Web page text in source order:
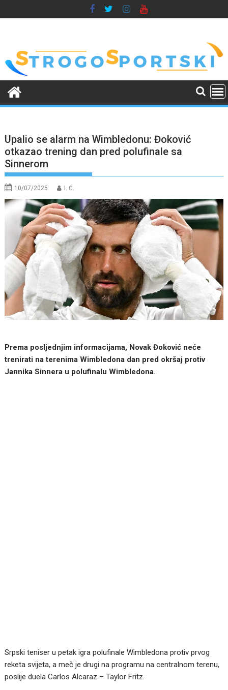
to
Upalio se alarm na Wimbledonu: Đoković
otkazao trening dan pred polufinale sa
Sinnerom
10/07/2025 I. Ć.
Prema posljednjim informacijama, Novak Đoković neće
trenirati na terenima Wimbledona dan pred okršaj protiv
Jannika Sinnera u polufinalu Wimbledona.
Srpski teniser u petak igra polufinale Wimbledona protiv prvog
reketa svijeta, a meč je drugi na programu na centralnom terenu,
poslije duela Carlos Alcaraz – Taylor Fritz.